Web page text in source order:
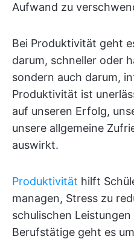
Aufwand zu
Bei Produktivität geht
darum, schneller oder
sondern auch darum,
Produktivität ist
auf unseren Erfolg,
unsere allgemeine
auswirkt.
Produktivität hilft
managen, Stress zu
schulischen
Berufstätige geht es